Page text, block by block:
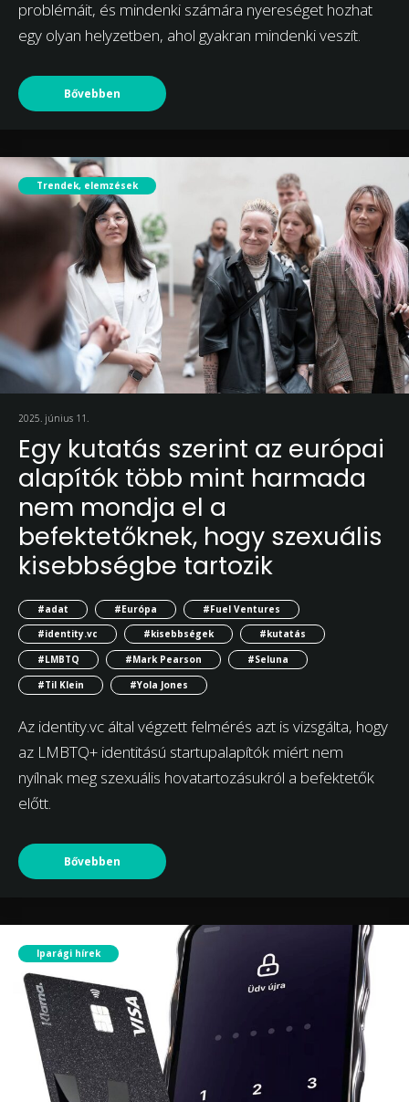
problémáit, és mindenki számára nyereséget hozhat
egy olyan helyzetben, ahol gyakran mindenki veszít.
Bővebben
Trendek, elemzések
2025. június 11.
Egy kutatás szerint az európai
alapítók több mint harmada
nem mondja el a
befektetőknek, hogy szexuális
kisebbségbe tartozik
#adat #Európa
#Fuel Ventures
#identity.vc
#kisebbségek
#kutatás
#LMBTQ
#Mark Pearson
#Seluna
#Til Klein
#Yola Jones
Az identity.vc által végzett felmérés azt is vizsgálta, hogy
az LMBTQ+ identitású startupalapítók miért nem
nyílnak meg szexuális hovatartozásukról a befektetők
előtt.
Bővebben
Iparági hírek